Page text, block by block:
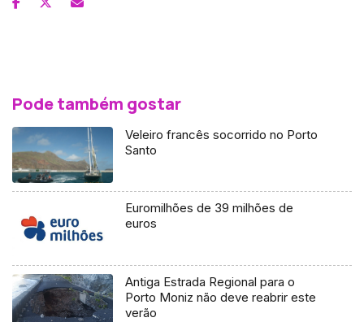
Pode também gostar
Veleiro francês socorrido no Porto
Santo
Euromilhões de 39 milhões de
euros
Antiga Estrada Regional para o
Porto Moniz não deve reabrir este
verão